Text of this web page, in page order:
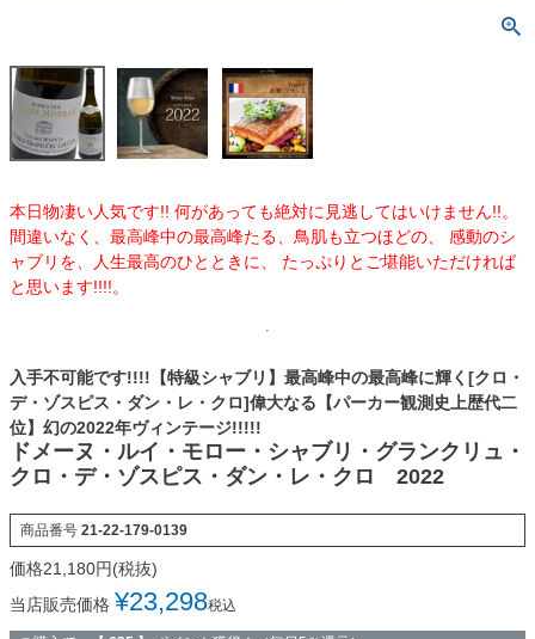
本日物凄い人気です!! 何があっても絶対に見逃してはいけません!!。
間違いなく、最高峰中の最高峰たる、鳥肌も立つほどの、 感動のシ
ャブリを、人生最高のひとときに、 たっぷりとご堪能いただければ
と思います!!!!。
入手不可能です!!!!【特級シャブリ】最高峰中の最高峰に輝く[クロ・
デ・ゾスピス・ダン・レ・クロ]偉大なる【パーカー観測史上歴代二
位】幻の2022年ヴィンテージ!!!!!
ドメーヌ・ルイ・モロー・シャブリ・グランクリュ・
クロ・デ・ゾスピス・ダン・レ・クロ 2022
商品番号 21-22-179-0139
当店販売価格 ¥23,298税込